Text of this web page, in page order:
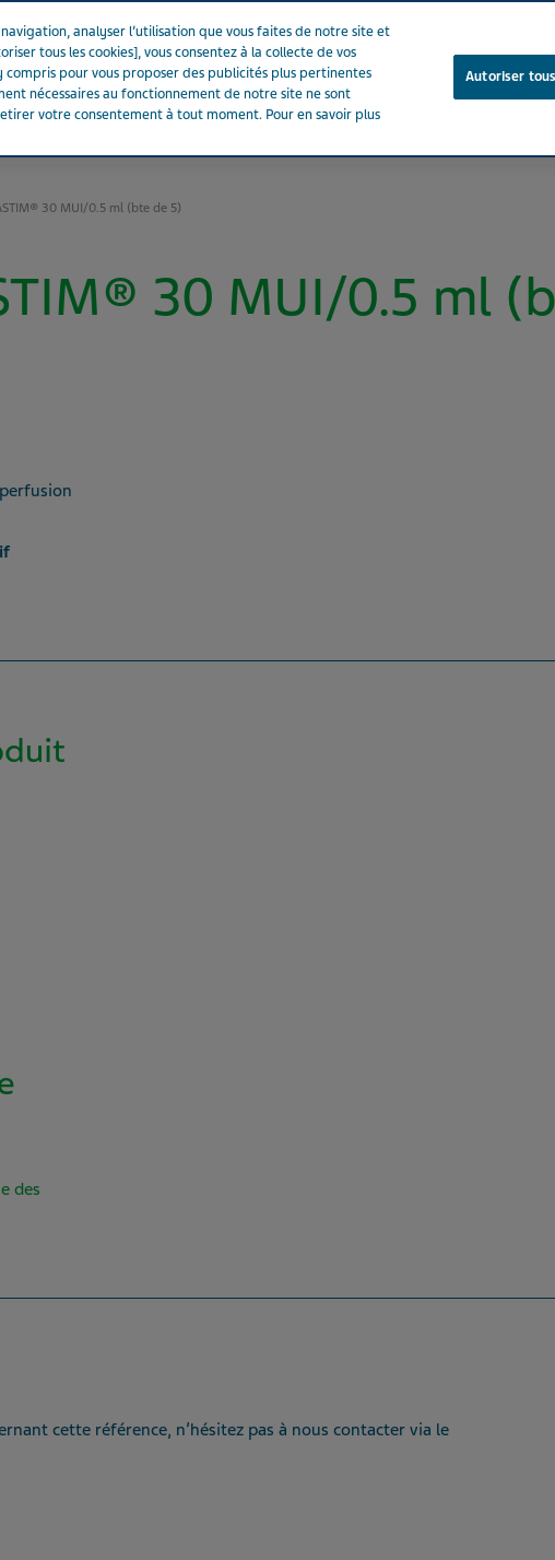
30 MUI/0.5 ml (bte de 5)
30 MUI/0.5 ml
des
cette référence, n’hésitez pas à nous contacter via le
analyser l’utilisation que vous faites de notre site et
tous les cookies], vous consentez à la collecte de vos
pour vous proposer des publicités plus pertinentes
nécessaires au fonctionnement de notre site ne sont
votre consentement à tout moment. Pour en savoir plus
Autoriser